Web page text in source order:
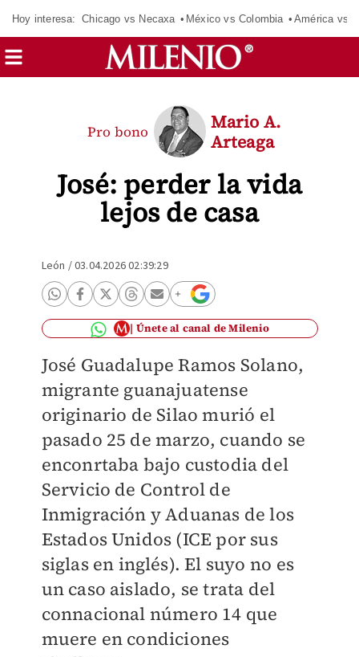
Hoy interesa: Chicago vs Necaxa México vs Colombia América vs
José: perder la vida
lejos de casa
Pro bono
Mario A.
Arteaga
León /03.04.2026 02:39:29
Únete al canal de Milenio
José Guadalupe Ramos Solano,
migrante guanajuatense
originario de Silao murió el
pasado 25 de marzo, cuando se
enconrtaba bajo custodia del
Servicio de Control de
Inmigración y Aduanas de los
Estados Unidos (ICE por sus
siglas en inglés). El suyo no es
un caso aislado, se trata del
connacional número 14 que
muere en condiciones